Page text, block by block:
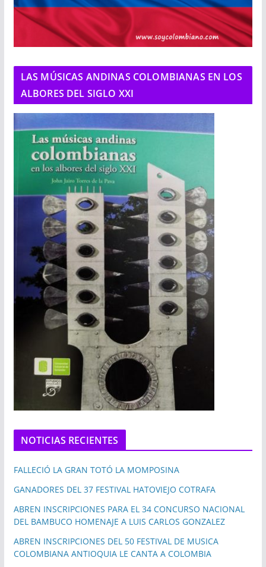
LAS MÚSICAS ANDINAS COLOMBIANAS EN LOS
ALBORES DEL SIGLO XXI
NOTICIAS RECIENTES
FALLECIÓ LA GRAN TOTÓ LA MOMPOSINA
GANADORES DEL 37 FESTIVAL HATOVIEJO COTRAFA
ABREN INSCRIPCIONES PARA EL 34 CONCURSO NACIONAL
DEL BAMBUCO HOMENAJE A LUIS CARLOS GONZALEZ
ABREN INSCRIPCIONES DEL 50 FESTIVAL DE MUSICA
COLOMBIANA ANTIOQUIA LE CANTA A COLOMBIA